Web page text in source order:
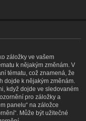
záložky ve vašem
k nějakým změnám. V
tématu, což znamená, že
dojde k nějakým změnám.
když dojde ve sledovaném
pro záložky a
panelu“ na záložce
Může být užitečné